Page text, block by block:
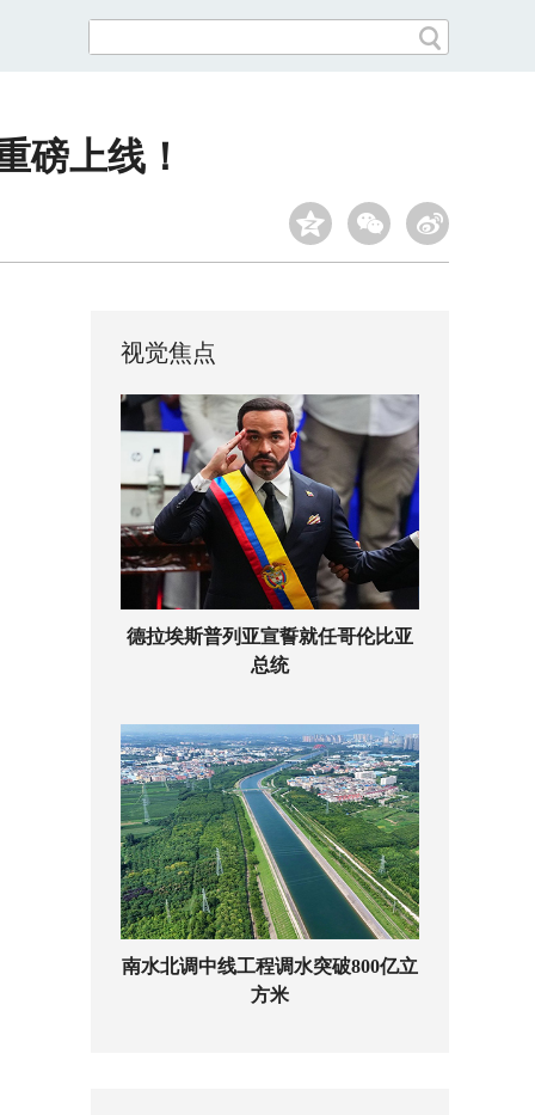
磅上线！
视觉焦点
德拉埃斯普列亚宣誓就任哥伦比亚
总统
南水北调中线工程调水突破800亿立
方米